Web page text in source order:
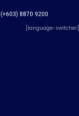
(+603) 8870 9200
[language-switcher]